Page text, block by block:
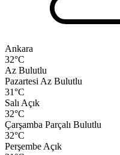
Ankara
32°C
Az Bulutlu
Pazartesi Az Bulutlu
31°C
Salı Açık
32°C
Çarşamba Parçalı Bulutlu
32°C
Perşembe Açık